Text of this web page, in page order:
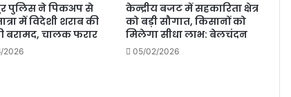
पुलिस ने पिकअप से
में विदेशी शराब की
बरामद, चालक फरार
2026
केन्द्रीय बजट में सहकारिता क्षेत्र
को बड़ी सौगात, किसानों को
मिलेगा सीधा लाभ: बेलचंदन
05/02/2026